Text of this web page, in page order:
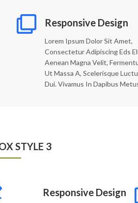
Responsive Design
Lorem Ipsum Dolor Sit Amet,
Consectetur Adipiscing Eds
Aenean Magna Velit,
Ut Massa A, Scelerisque
Dui. Vivamus In Dapibus
STYLE 3
Responsive Design